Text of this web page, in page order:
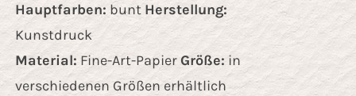
Hauptfarben: bunt Herstellung:
Kunstdruck
Material: Fine-Art-PapierGröße: in
verschiedenen Größen erhältlich